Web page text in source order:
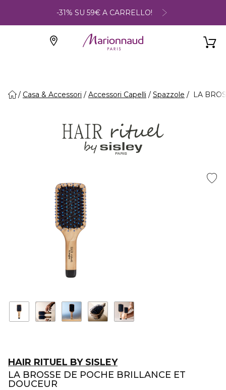
-31% SU 59€ A CARRELLO!
Casa & Accessori Accessori Capelli Spazzole LA
HAIR RITUEL BY SISLEY
LA BROSSE DE POCHE BRILLANCE ET
DOUCEUR